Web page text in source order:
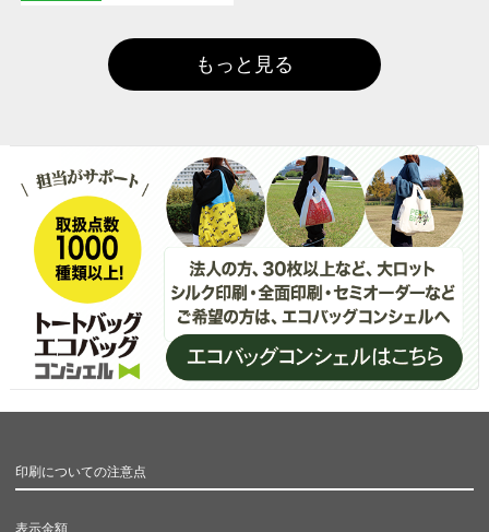
もっと見る
印刷についての注意点